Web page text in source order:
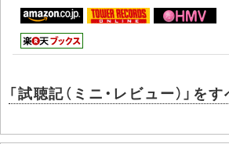
「試聴記（ミニ・レビュー）」を